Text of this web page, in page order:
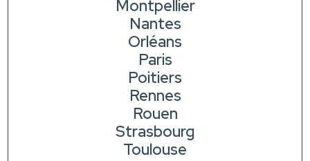
Montpellier
Nantes
Orléans
Paris
Poitiers
Rennes
Rouen
Strasbourg
Toulouse